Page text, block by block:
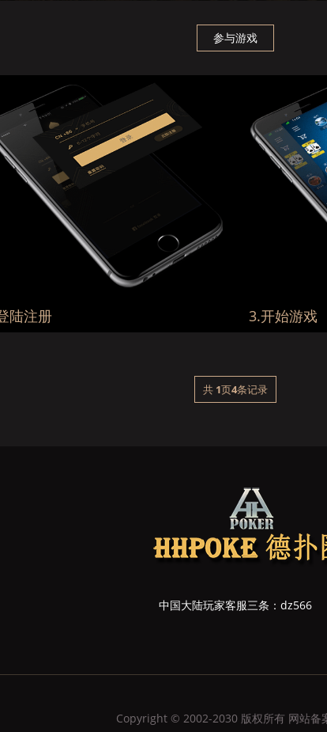
参与游戏
陆注册 3.开始游戏
共 1页4条记录
中国大陆玩家客服三条：dz566
Copyright © 2002-2030 版权所有 网站备